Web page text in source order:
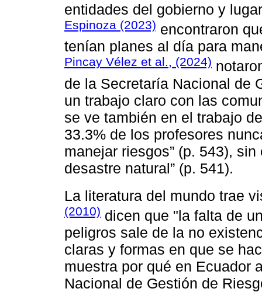
entidades del gobierno y
Espinoza (2023) encontraron
tenían planes͏ al día para
Pincay Vélez et͏ al., (20͏24)
de la Secretaría Nacional de
un trabajo claro con las
se ve también en el trabajo
33.3͏% de los profesores
manejar riesgos” (p. 543),
desastre natural” (p. 541͏).
La literatura del mundo trae
(2010) dicen que "la falta ͏de
peligros sale de la no
claras y formas en que se
muestra por͏ qué en Ecuador
Nacional de Gestión de